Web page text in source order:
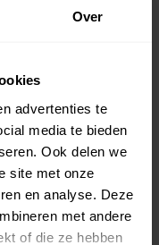
Over
advertenties te
media te bieden
Ook delen we
site met onze
en analyse. Deze
met andere
of die ze hebben
55%
9%
18%